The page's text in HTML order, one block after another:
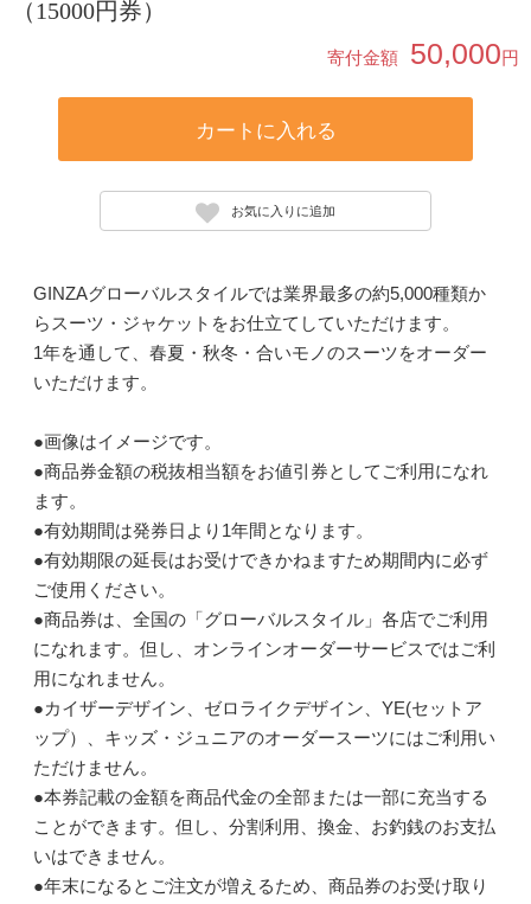
（15000円券）
寄付金額 50,000円
カートに入れる
お気に入りに追加
GINZAグローバルスタイルでは業界最多の約5,000種類か
らスーツ・ジャケットをお仕立てしていただけます。
1年を通して、春夏・秋冬・合いモノのスーツをオーダー
いただけます。
●画像はイメージです。
●商品券金額の税抜相当額をお値引券としてご利用になれ
ます。
●有効期間は発券日より1年間となります。
●有効期限の延長はお受けできかねますため期間内に必ず
ご使用ください。
●商品券は、全国の「グローバルスタイル」各店でご利用
になれます。但し、オンラインオーダーサービスではご利
用になれません。
●カイザーデザイン、ゼロライクデザイン、YE(セットア
ップ）、キッズ・ジュニアのオーダースーツにはご利用い
ただけません。
●本券記載の金額を商品代金の全部または一部に充当する
ことができます。但し、分割利用、換金、お釣銭のお支払
いはできません。
●年末になるとご注文が増えるため、商品券のお受け取り